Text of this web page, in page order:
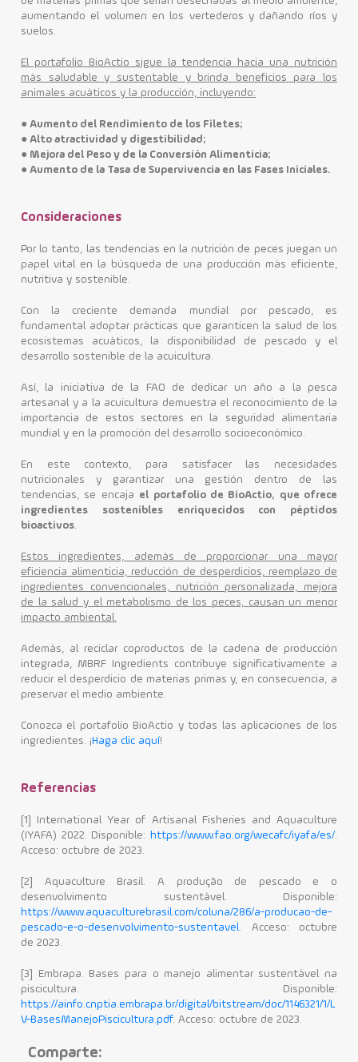
aumentando el volumen en los vertederos y dañando ríos y
suelos.
El portafolio BioActio sigue la tendencia hacia una nutrición
más saludable y sustentable y brinda beneficios para los
animales acuáticos y la producción, incluyendo:
● Aumento del Rendimiento de los Filetes;
● Alto atractividad y digestibilidad;
● Mejora del Peso y de la Conversión Alimenticia;
● Aumento de la Tasa de Supervivencia en las Fases Iniciales.
Consideraciones
Por lo tanto, las tendencias en la nutrición de peces juegan un
papel vital en la búsqueda de una producción más eficiente,
nutritiva y sostenible.
Con la creciente demanda mundial por pescado, es
fundamental adoptar prácticas que garanticen la salud de los
ecosistemas acuáticos, la disponibilidad de pescado y el
desarrollo sostenible de la acuicultura.
Así, la iniciativa de la FAO de dedicar un año a la pesca
artesanal y a la acuicultura demuestra el reconocimiento de la
importancia de estos sectores en la seguridad alimentaria
mundial y en la promoción del desarrollo socioeconómico.
En este contexto, para satisfacer las necesidades
nutricionales y garantizar una gestión dentro de las
tendencias, se encaja el portafolio de BioActio, que ofrece
ingredientes sostenibles enriquecidos con péptidos
bioactivos.
Estos ingredientes, además de proporcionar una mayor
eficiencia alimenticia, reducción de desperdicios, reemplazo de
ingredientes convencionales, nutrición personalizada, mejora
de la salud y el metabolismo de los peces, causan un menor
impacto ambiental.
Además, al reciclar coproductos de la cadena de producción
integrada, MBRF Ingredients contribuye significativamente a
reducir el desperdicio de materias primas y, en consecuencia, a
preservar el medio ambiente.
Conozca el portafolio BioActio y todas las aplicaciones de los
ingredientes. ¡Haga clic aquí!
Referencias
[1] International Year of Artisanal Fisheries and Aquaculture
(IYAFA) 2022. Disponible: https://www.fao.org/wecafc/iyafa/es/.
Acceso: octubre de 2023.
[2] Aquaculture Brasil. A produção de pescado e o
desenvolvimento sustentável. Disponible:
https://www.aquaculturebrasil.com/coluna/286/a-producao-de-
pescado-e-o-desenvolvimento-sustentavel. Acceso: octubre
de 2023.
[3] Embrapa. Bases para o manejo alimentar sustentável na
piscicultura. Disponible:
https://ainfo.cnptia.embrapa.br/digital/bitstream/doc/1146321/1/L
V-BasesManejoPiscicultura.pdf. Acceso: octubre de 2023.
Comparte: